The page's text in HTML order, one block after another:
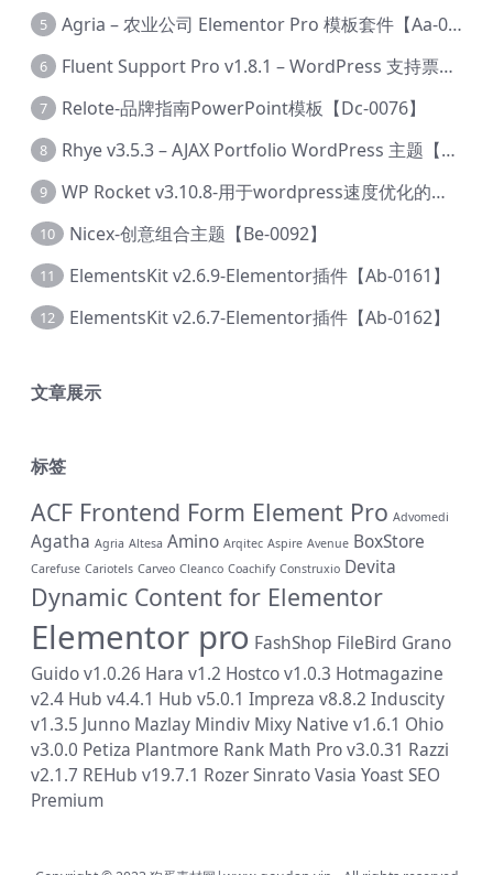
5 Agria – 农业公司 Elementor Pro 模板套件【Aa-0003】
6 Fluent Support Pro v1.8.1 – WordPress 支持票务系统【Cc-0041】
7 Relote-品牌指南PowerPoint模板【Dc-0076】
8 Rhye v3.5.3 – AJAX Portfolio WordPress 主题【Bi-0049】
9 WP Rocket v3.10.8-用于wordpress速度优化的缓存加速插件【Cd-0019】
10 Nicex-创意组合主题【Be-0092】
11 ElementsKit v2.6.9-Elementor插件【Ab-0161】
12 ElementsKit v2.6.7-Elementor插件【Ab-0162】
文章展示
标签
ACF Frontend Form Element Pro Advomedi
Agatha Agria Altesa Amino Arqitec Aspire Avenue BoxStore
Carefuse Cariotels Carveo Cleanco Coachify Construxio Devita
Dynamic Content for Elementor
Elementor pro FashShop FileBird Grano
Guido v1.0.26 Hara v1.2 Hostco v1.0.3 Hotmagazine
v2.4 Hub v4.4.1 Hub v5.0.1 Impreza v8.8.2 Induscity
v1.3.5 Junno Mazlay Mindiv Mixy Native v1.6.1 Ohio
v3.0.0 Petiza Plantmore Rank Math Pro v3.0.31 Razzi
v2.1.7 REHub v19.7.1 RozerSinratoVasia Yoast SEO
Premium